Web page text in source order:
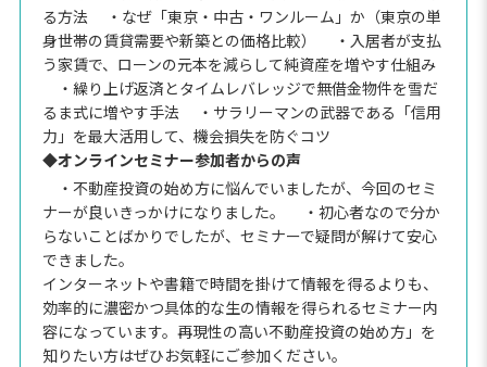
る方法
・なぜ「東京・中古・ワンルーム」か（東京の単
身世帯の賃貸需要や新築との価格比較）
・入居者が支払
う家賃で、ローンの元本を減らして純資産を増やす仕組み
・繰り上げ返済とタイムレバレッジで無借金物件を雪だ
るま式に増やす手法
・サラリーマンの武器である「信用
力」を最大活用して、機会損失を防ぐコツ
◆オンラインセミナー参加者からの声
・不動産投資の始め方に悩んでいましたが、今回のセミ
ナーが良いきっかけになりました。
・初心者なので分か
らないことばかりでしたが、セミナーで疑問が解けて安心
できました。
インターネットや書籍で時間を掛けて情報を得るよりも、
効率的に濃密かつ具体的な生の情報を得られるセミナー内
容になっています。再現性の高い不動産投資の始め方」を
知りたい方はぜひお気軽にご参加ください。